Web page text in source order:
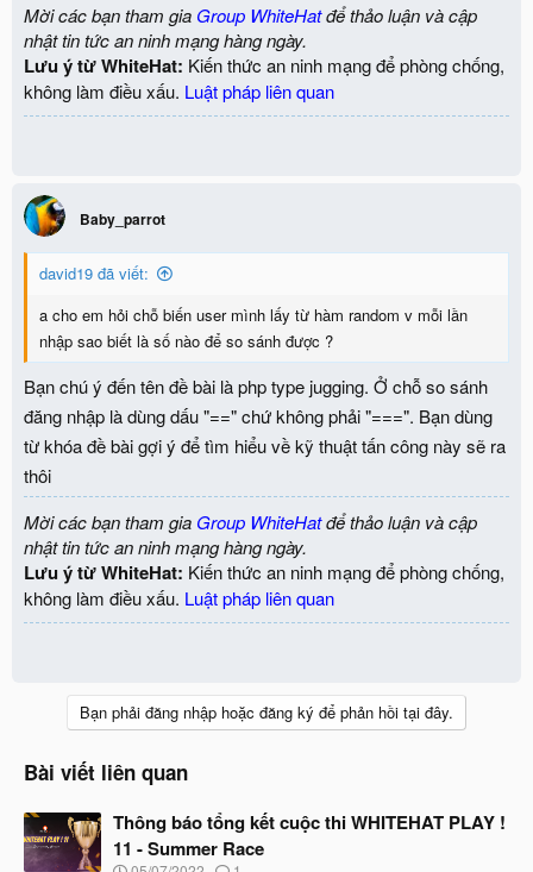
Mời các bạn tham gia Group WhiteHatđể thảo luận và cập
nhật tin tức an ninh mạng hàng ngày.
Lưu ý từ WhiteHat: Kiến thức an ninh mạng để phòng chống,
không làm điều xấu. Luật pháp liên quan
Baby_parrot
david19 đã viết:
a cho em hỏi chỗ biến user mình lấy từ hàm random v mỗi lần
nhập sao biết là số nào để so sánh được ?
Bạn chú ý đến tên đề bài là php type jugging. Ở chỗ so sánh
đăng nhập là dùng dấu "==" chứ không phải "===". Bạn dùng
từ khóa đề bài gợi ý để tìm hiểu về kỹ thuật tấn công này sẽ ra
thôi
Mời các bạn tham gia Group WhiteHatđể thảo luận và cập
nhật tin tức an ninh mạng hàng ngày.
Lưu ý từ WhiteHat: Kiến thức an ninh mạng để phòng chống,
không làm điều xấu. Luật pháp liên quan
Bạn phải đăng nhập hoặc đăng ký để phản hồi tại đây.
Bài viết liên quan
Thông báo tổng kết cuộc thi WHITEHAT PLAY !
11 - Summer Race